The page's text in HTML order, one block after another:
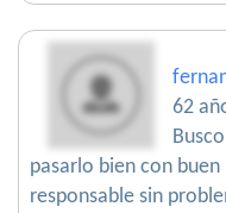
62
pasarlo bien con
responsable sin